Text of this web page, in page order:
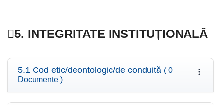
5. INTEGRITATE INSTITUȚIONALĂ
5.1 Cod etic/deontologic/de conduită ( 0
Documente )